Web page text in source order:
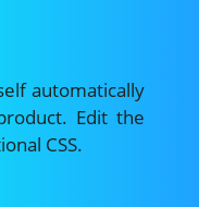
automatically
Edit the
CSS.